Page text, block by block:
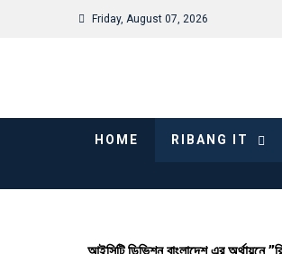
Friday, August 07, 2026
HOME RIBANG IT